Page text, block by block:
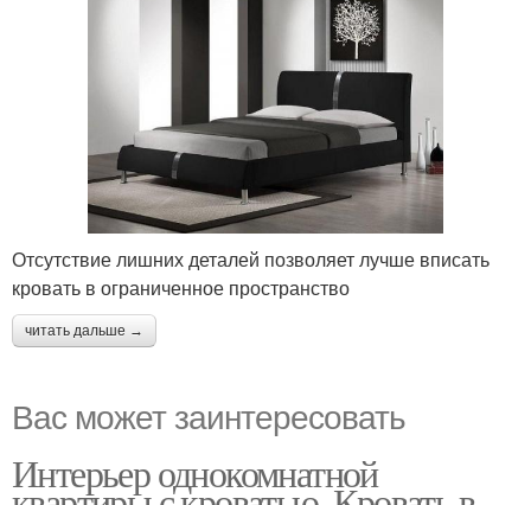
Отсутствие лишних деталей позволяет лучше вписать
кровать в ограниченное пространство
читать дальше →
Вас может заинтересовать
Интерьер однокомнатной